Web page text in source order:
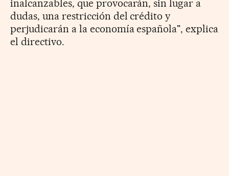
inalcanzables, que provocarán, sin lugar a
dudas, una restricción del crédito y
perjudicarán a la economía española", explica
el directivo.